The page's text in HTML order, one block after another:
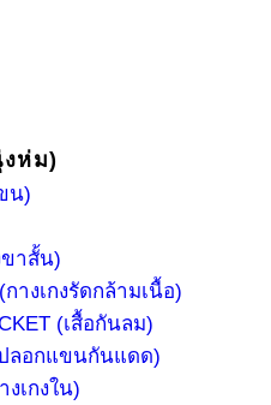
งห่ม)
น)
ขาสั้น)
างเกงรัดกล้ามเนื้อ)
(เสื้อกันลม)
ปลอกแขนกันแดด)
งเกงใน)